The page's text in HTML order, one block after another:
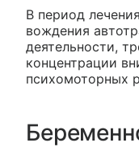
В период
вождения
деятельности,
концентрации
психомоторных